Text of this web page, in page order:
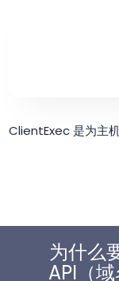
ClientExec 是为主
为什么
API（